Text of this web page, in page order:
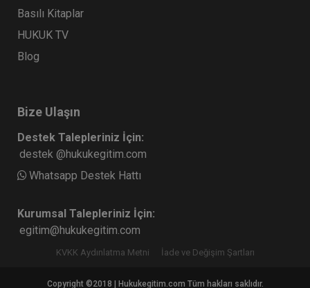
Basılı Kitaplar
HUKUK TV
Blog
Bize Ulaşın
Destek Talepleriniz İçin:
destek @hukukegitim.com
Whatsapp Destek Hattı
Kurumsal Talepleriniz İçin:
egitim@hukukegitim.com
KVKK Aydınlatma Metni İade ve Değişim Şartları
Copyright ©2018 | Hukukegitim.com Tüm hakları saklıdır.